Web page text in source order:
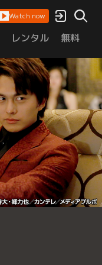
Watch now
レンタル 無料